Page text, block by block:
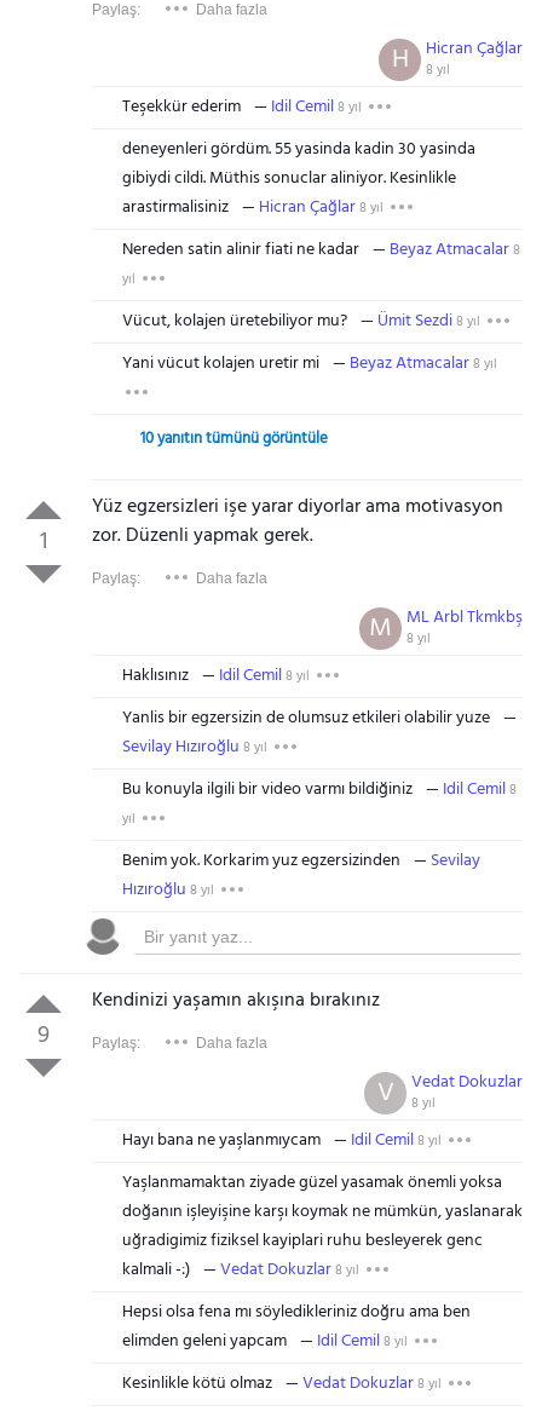
Paylaş: Daha fazla
Hicran Çağlar
8 yıl
H
Teşekkür ederim Idil Cemil8 yıl
deneyenleri gördüm. 55 yasinda kadin 30 yasinda
gibiydi cildi. Müthis sonuclar aliniyor. Kesinlikle
arastirmalisiniz
Hicran Çağlar8 yıl
Nereden satin alinir fiati ne kadar Beyaz Atmacalar8
yıl
Vücut, kolajen üretebiliyor mu? Ümit Sezdi8 yıl
Yani vücut kolajen uretir mi Beyaz Atmacalar8 yıl
10 yanıtın tümünü görüntüle
1
Yüz egzersizleri işe yarar diyorlar ama motivasyon
zor. Düzenli yapmak gerek.
Paylaş: Daha fazla
ML Arbl Tkmkbş
8 yıl
M
Haklısınız Idil Cemil8 yıl
Yanlis bir egzersizin de olumsuz etkileri olabilir yuze
Sevilay Hızıroğlu 8 yıl
Bu konuyla ilgili bir video varmı bildiğiniz Idil Cemil8
yıl
Benim yok. Korkarim yuz egzersizinden
Sevilay
Hızıroğlu 8 yıl
9
Kendinizi yaşamın akışına bırakınız
Paylaş: Daha fazla
Vedat Dokuzlar
8 yıl
V
Hayı bana ne yaşlanmıycam Idil Cemil8 yıl
Yaşlanmamaktan ziyade güzel yasamak önemli yoksa
doğanın işleyişine karşı koymak ne mümkün, yaslanarak
uğradigimiz fiziksel kayiplari ruhu besleyerek genc
kalmali -:)
Vedat Dokuzlar8 yıl
Hepsi olsa fena mı söyledikleriniz doğru ama ben
elimden geleni yapcam
Idil Cemil8 yıl
Kesinlikle kötü olmaz Vedat Dokuzlar8 yıl